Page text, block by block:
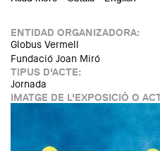
ENTIDAD ORGANIZADORA:
Globus Vermell
Fundació Joan Miró
TIPUS D'ACTE:
Jornada
IMATGE DE L'EXPOSICIÓ O